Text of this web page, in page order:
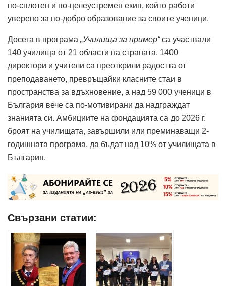
по-сплотен и по-целеустремен екип, който работи
уверено за по-добро образование за своите ученици.
Досега в програма „Училища за пример“са участвали
140 училища от 21 области на страната. 1400
директори и учители са преоткрили радостта от
преподаването, превръщайки класните стаи в
пространства за вдъхновение, а над 59 000 ученици в
България вече са по-мотивирани да надграждат
знанията си. Амбициите на фондацията са до 2026 г.
броят на училищата, завършили или преминаващи 2-
годишната програма, да бъдат над 10% от училищата в
България.
Свързани статии: